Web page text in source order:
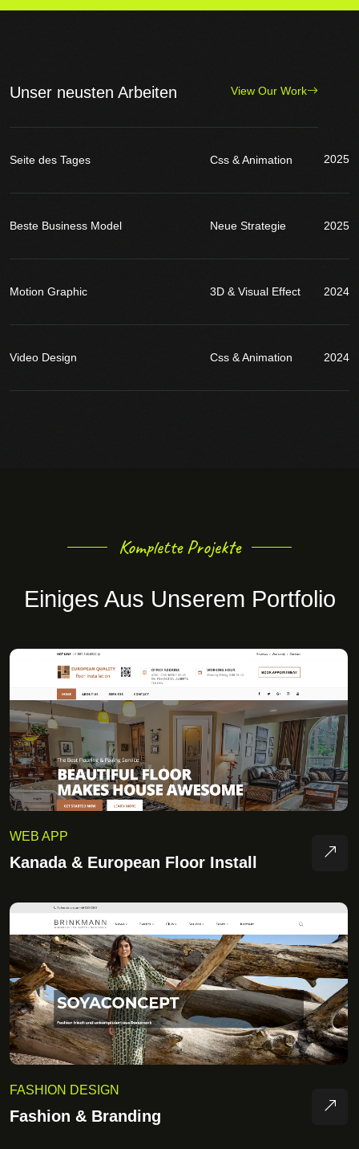
Unser neusten Arbeiten View Our Work
Seite des Tages Css & Animation 2025
Beste Business Model Neue Strategie 2025
Motion Graphic 3D & Visual Effect 2024
Video Design Css & Animation 2024
Komplette Projekte
Einiges Aus Unserem Portfolio
WEB APP
Kanada & European Floor Install
FASHION DESIGN
Fashion & Branding